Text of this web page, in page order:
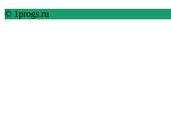
© 1progs.ru